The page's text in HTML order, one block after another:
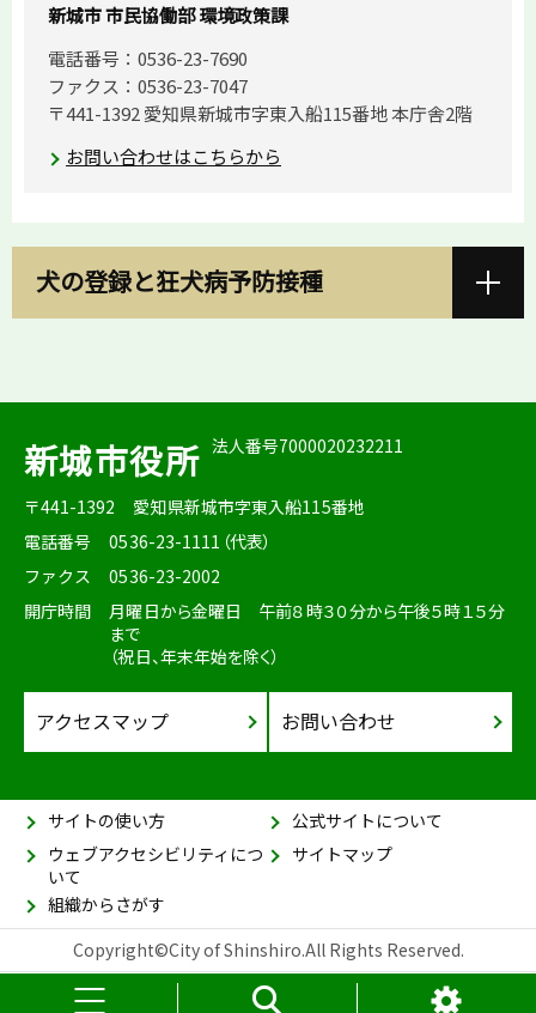
新城市 市民協働部 環境政策課
電話番号：0536-23-7690
ファクス：0536-23-7047
〒441-1392 愛知県新城市字東入船115番地 本庁舎2階
お問い合わせはこちらから
犬の登録と狂犬病予防接種
新城市役所 法人番号7000020232211
〒441-1392
愛知県新城市字東入船115番地
電話番号
0536-23-1111（代表）
ファクス
0536-23-2002
開庁時間
月曜日から金曜日 午前８時３０分から午後５時１５分
まで
（祝日、年末年始を除く）
アクセスマップ お問い合わせ
サイトの使い方
公式サイトについて
ウェブアクセシビリティにつ
いて
サイトマップ
組織からさがす
Copyright©City of Shinshiro.All Rights Reserved.